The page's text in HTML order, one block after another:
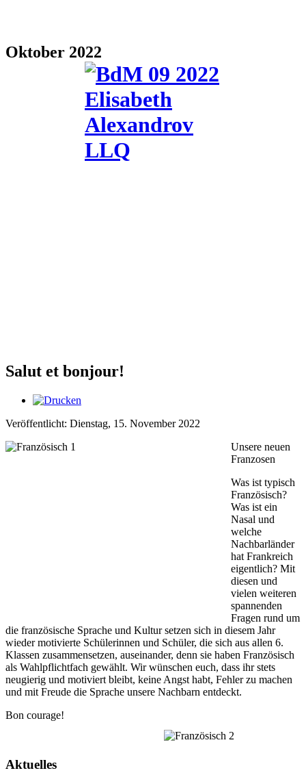
Oktober 2022
Salut et bonjour!
Veröffentlicht: Dienstag, 15. November 2022
Unsere neuen
Franzosen
Was ist typisch
Französisch?
Was ist ein
Nasal und
welche
Nachbarländer
hat Frankreich
eigentlich? Mit
diesen und
vielen weiteren
spannenden
Fragen rund um
die französische Sprache und Kultur setzen sich in diesem Jahr
wieder motivierte Schülerinnen und Schüler, die sich aus allen 6.
Klassen zusammensetzen, auseinander, denn sie haben Französisch
als Wahlpflichtfach gewählt. Wir wünschen euch, dass ihr stets
neugierig und motiviert bleibt, keine Angst habt, Fehler zu machen
und mit Freude die Sprache unsere Nachbarn entdeckt.
Bon courage!
Aktuelles